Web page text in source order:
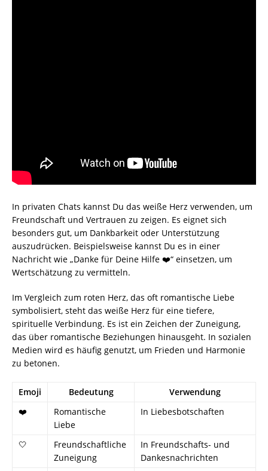
In privaten Chats kannst Du das weiße Herz verwenden, um
Freundschaft und Vertrauen zu zeigen. Es eignet sich
besonders gut, um Dankbarkeit oder Unterstützung
auszudrücken. Beispielsweise kannst Du es in einer
Nachricht wie „Danke für Deine Hilfe ❤️“ einsetzen, um
Wertschätzung zu vermitteln.
Im Vergleich zum roten Herz, das oft romantische Liebe
symbolisiert, steht das weiße Herz für eine tiefere,
spirituelle Verbindung. Es ist ein Zeichen der Zuneigung,
das über romantische Beziehungen hinausgeht. In sozialen
Medien wird es häufig genutzt, um Frieden und Harmonie
zu betonen.
Emoji Bedeutung
Verwendung
❤️
Romantische
Liebe
In Liebesbotschaften
🤍
Freundschaftliche
Zuneigung
In Freundschafts- und
Dankesnachrichten